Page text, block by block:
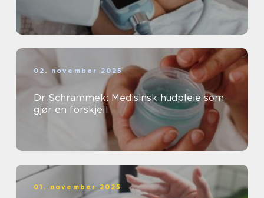
02. november 2025
Dr Schrammek: Medisinsk hudpleie som
gjør en forskjell
01. november 2025